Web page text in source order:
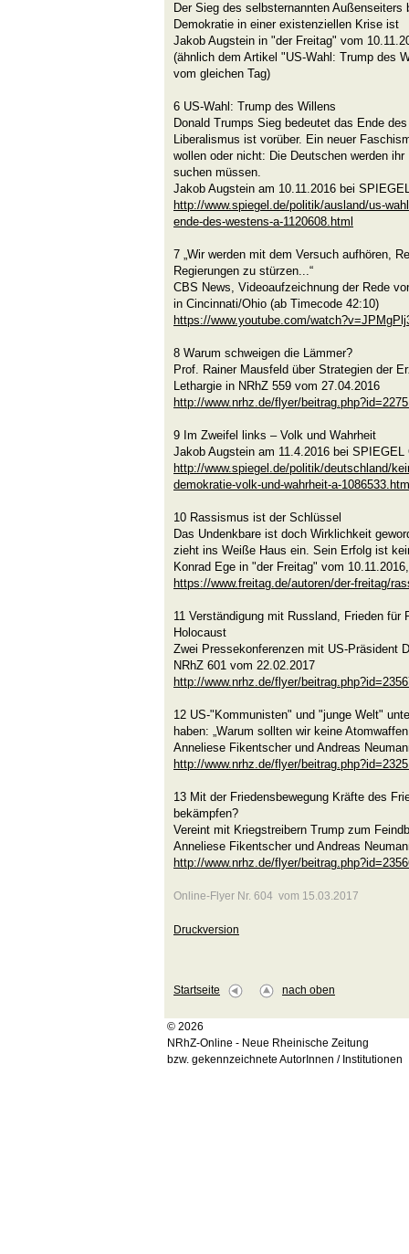
Der Sieg des selbsternannten
Demokratie in einer existenziellen Krise ist
Jakob Augstein in "der Freitag" vom
(ähnlich dem Artikel "US-Wahl: Trump des
vom gleichen Tag)
6 US-Wahl: Trump des Willens
Donald Trumps Sieg bedeutet das Ende
Liberalismus ist vorüber. Ein neuer
wollen oder nicht: Die Deutschen werden
suchen müssen.
Jakob Augstein am 10.11.2016 bei
http://www.spiegel.de/politik/ausland/us-
ende-des-westens-a-1120608.html
7 „Wir werden mit dem Versuch aufhören,
Regierungen zu stürzen...“
CBS News, Videoaufzeichnung der Rede
in Cincinnati/Ohio (ab Timecode 42:10)
https://www.youtube.com/
8 Warum schweigen die Lämmer?
Prof. Rainer Mausfeld über Strategien der
Lethargie in NRhZ 559 vom 27.04.2016
http://www.nrhz.de/flyer/
9 Im Zweifel links – Volk und Wahrheit
Jakob Augstein am 11.4.2016 bei SPIEGEL
http://www.spiegel.de/politik/deutschland/
demokratie-volk-und-wahrheit-a-
10 Rassismus ist der Schlüssel
Das Undenkbare ist doch Wirklichkeit
zieht ins Weiße Haus ein. Sein Erfolg ist
Konrad Ege in "der Freitag" vom
https://www.freitag.de/autoren/der-freitag/
11 Verständigung mit Russland, Frieden für
Holocaust
Zwei Pressekonferenzen mit US-Präsident
NRhZ 601 vom 22.02.2017
http://www.nrhz.de/flyer/
12 US-"Kommunisten" und "junge Welt"
haben: „Warum sollten wir keine
Anneliese Fikentscher und Andreas
http://www.nrhz.de/flyer/
13 Mit der Friedensbewegung Kräfte des
bekämpfen?
Vereint mit Kriegstreibern Trump zum
Anneliese Fikentscher und Andreas
http://www.nrhz.de/flyer/
Online-Flyer Nr. 604 vom 15.03.2017
Druckversion
Startseite nach oben
© 2026
NRhZ-Online - Neue Rheinische Zeitung
bzw. gekennzeichnete AutorInnen / Institutionen